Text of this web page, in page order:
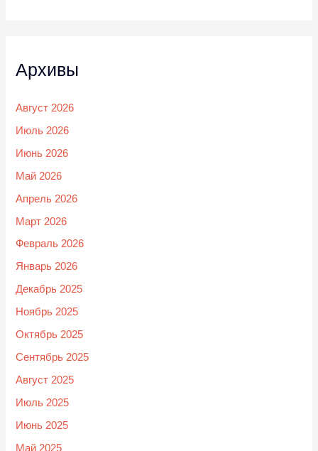
Архивы
Август 2026
Июль 2026
Июнь 2026
Май 2026
Апрель 2026
Март 2026
Февраль 2026
Январь 2026
Декабрь 2025
Ноябрь 2025
Октябрь 2025
Сентябрь 2025
Август 2025
Июль 2025
Июнь 2025
Май 2025